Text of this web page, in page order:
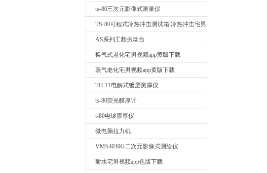
测试我要询价
ts-80三次元影像式测量仪
TS-80可程式冷热冲击测试箱 冷热冲击宅男
视频app色版下载
AS系列工频振动台
换气式老化宅男视频app黄版下载
蒸气老化宅男视频app黄版下载
TH-11电解式镀层测厚仪
ts-80荧光膜厚计
t-80电镀膜厚仪
微电脑拉力机
VMS4030G二次元影像式测绘仪
耐水宅男视频app色版下载